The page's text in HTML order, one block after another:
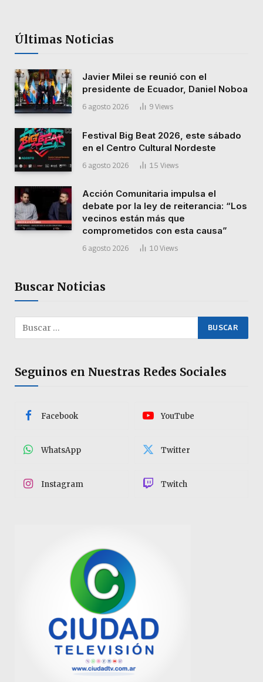
Últimas Noticias
Javier Milei se reunió con el
presidente de Ecuador, Daniel Noboa
6 agosto 2026 9 Views
Festival Big Beat 2026, este sábado
en el Centro Cultural Nordeste
6 agosto 2026 15 Views
Acción Comunitaria impulsa el
debate por la ley de reiterancia: “Los
vecinos están más que
comprometidos con esta causa”
6 agosto 2026 10 Views
Buscar Noticias
Seguinos en Nuestras Redes Sociales
Facebook YouTube
WhatsApp Twitter
Instagram Twitch